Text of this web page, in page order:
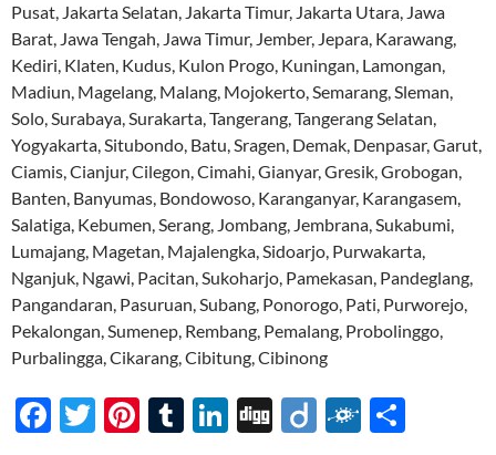
Pusat, Jakarta Selatan, Jakarta Timur, Jakarta Utara, Jawa
Barat, Jawa Tengah, Jawa Timur, Jember, Jepara, Karawang,
Kediri, Klaten, Kudus, Kulon Progo, Kuningan, Lamongan,
Madiun, Magelang, Malang, Mojokerto, Semarang, Sleman,
Solo, Surabaya, Surakarta, Tangerang, Tangerang Selatan,
Yogyakarta, Situbondo, Batu, Sragen, Demak, Denpasar, Garut,
Ciamis, Cianjur, Cilegon, Cimahi, Gianyar, Gresik, Grobogan,
Banten, Banyumas, Bondowoso, Karanganyar, Karangasem,
Salatiga, Kebumen, Serang, Jombang, Jembrana, Sukabumi,
Lumajang, Magetan, Majalengka, Sidoarjo, Purwakarta,
Nganjuk, Ngawi, Pacitan, Sukoharjo, Pamekasan, Pandeglang,
Pangandaran, Pasuruan, Subang, Ponorogo, Pati, Purworejo,
Pekalongan, Sumenep, Rembang, Pemalang, Probolinggo,
Purbalingga, Cikarang, Cibitung, Cibinong
F
T
Pi T
Li
Di Di F